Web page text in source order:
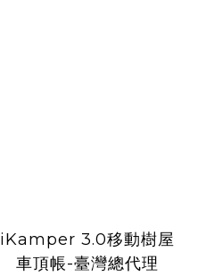
iKamper 3.0移動樹屋
車頂帳-臺灣總代理